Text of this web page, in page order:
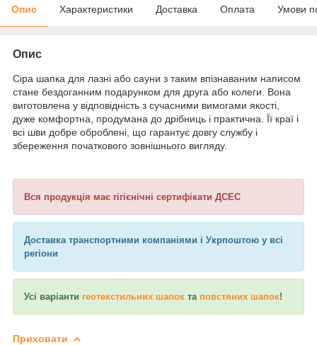
Опис Характеристики Доставка Оплата Умови
Опис
Сіра шапка для лазні або сауни з таким впізнаваним написом
стане бездоганним подарунком для друга або колеги. Вона
виготовлена у відповідність з сучасними вимогами якості,
дуже комфортна, продумана до дрібниць і практична. Її краї і
всі шви добре оброблені, що гарантує довгу службу і
збереження початкового зовнішнього вигляду.
Вся продукція має гігієнічні сертифікати ДСЕС
Доставка транспортними компаніями і Укрпоштою у всі
регіони
Усі варіанти геотекстильних шапок та повстяних шапок!
Приховати